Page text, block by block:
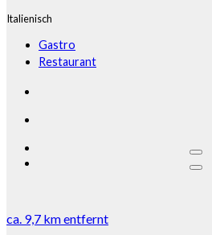
Italienisch
Gastro
Restaurant
ca. 9,7 kmentfernt